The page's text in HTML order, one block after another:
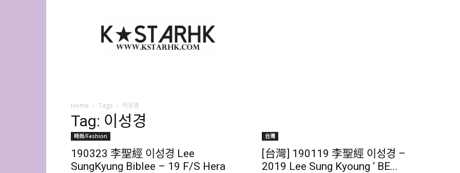
Star
HK
Home Tags 이성경
Tag: 이성경
時尚/Fashion
190323 李聖經 이성경 Lee
SungKyung Biblee – 19 F/S Hera
台灣
[台灣] 190119 李聖經 이성경 –
2019 Lee Sung Kyoung ‘ BE...